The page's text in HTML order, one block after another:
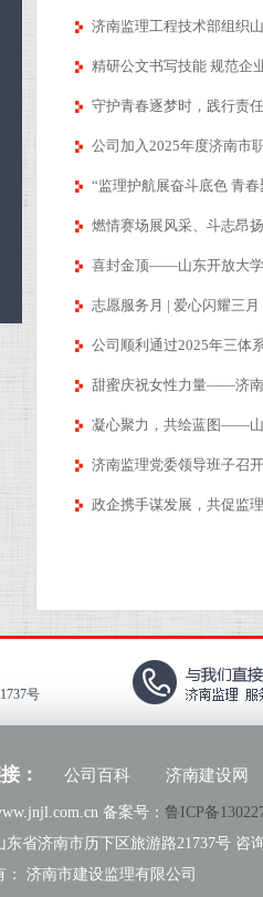
济南监理工程技术部组织
精研公文书写技能 规范
守护青春逐梦时，践行责
公司加入2025年度济南市
“监理护航展奋斗底色 青
燃情赛场展风采、斗志昂
喜封金顶——山东开放大学
志愿服务月 | 爱心闪耀三
公司顺利通过2025年三体
甜蜜庆祝女性力量——济南
凝心聚力，共绘蓝图——山
济南监理党委领导班子召
政企携手谋发展，共促监
号
： 公司百科 济南建设网
备案号： 鲁ICP备
东省济南市历下区旅游路21737号 咨
： 济南市建设监理有限公司